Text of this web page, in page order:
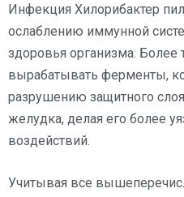
Инфекция Хилорибактер
ослаблению иммунной
здоровья организма. Более
вырабатывать ферменты,
разрушению защитного
желудка, делая его более
воздействий.
Учитывая все